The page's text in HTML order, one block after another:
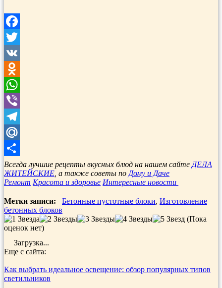
Facebook
Twitter
VK
Odnoklassniki
WhatsApp
Viber
Telegram
Mail.Ru
Отправить
Всегда лучшие рецепты вкусных блюд на нашем сайте ДЕЛА
ЖИТЕЙСКИЕ , а также советы по Дому и Даче
Ремонт Красота и здоровье Интересные новости
Метки записи: Бетонные пустотные блоки, Изготовление
бетонных блоков
(Пока
оценок нет)
Загрузка...
Еще с сайта:
Как выбрать идеальное освещение: обзор популярных типов
светильников